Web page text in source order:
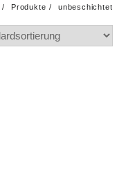
Produkte unbeschichtet